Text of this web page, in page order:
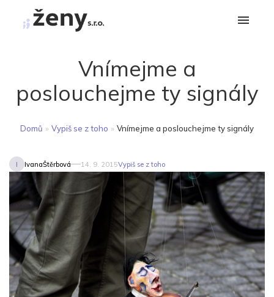
Vnímejme a
poslouchejme ty signály
Domů » Vypiš se z toho » Vnímejme a poslouchejme ty signály
I IvanaŠtěrbová 14. 9. 2015Vypiš se z toho